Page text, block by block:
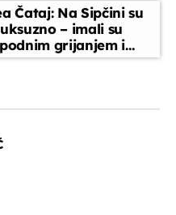
radiju
Čataj: Na Sipčini su
– imali su
grijanjem i